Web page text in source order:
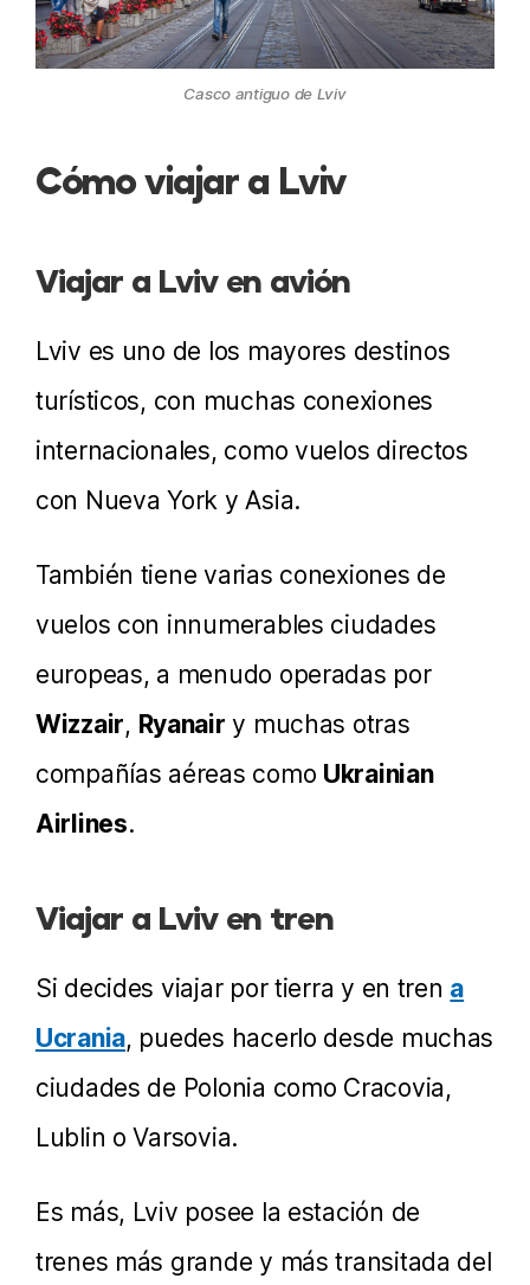
Casco antiguo de Lviv
Cómo viajar a Lviv
Viajar a Lviv en avión
Lviv es uno de los mayores destinos
turísticos, con muchas conexiones
internacionales, como vuelos directos
con Nueva York y Asia.
También tiene varias conexiones de
vuelos con innumerables ciudades
europeas, a menudo operadas por
Wizzair, Ryanair y muchas otras
compañías aéreas como Ukrainian
Airlines.
Viajar a Lviv en tren
Si decides viajar por tierra y en tren a
Ucrania, puedes hacerlo desde muchas
ciudades de Polonia como Cracovia,
Lublin o Varsovia.
Es más, Lviv posee la estación de
trenes más grande y más transitada del